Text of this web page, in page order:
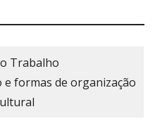
Trabalho
e formas de organização